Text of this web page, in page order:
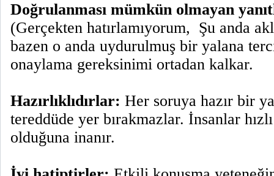
Doğrulanması mümkün olmayan
(Gerçekten hatırlamıyorum,  Şu anda
bazen o anda uydurulmuş bir yalana
onaylama gereksinimi ortadan kalkar.
Hazırlıklıdırlar: Her soruya hazır bir
tereddüde yer bırakmazlar. İnsanlar
olduğuna inanır.